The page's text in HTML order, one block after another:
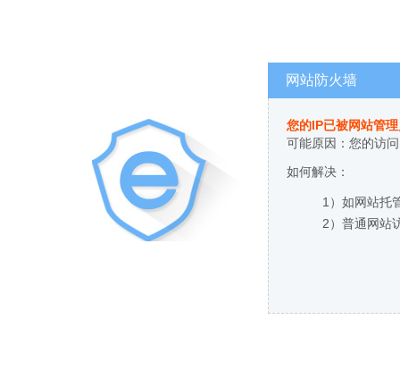
网站防火墙
您的IP已被网站管
可能原因：您的访
如何解决：
1）如网站托
2）普通网站